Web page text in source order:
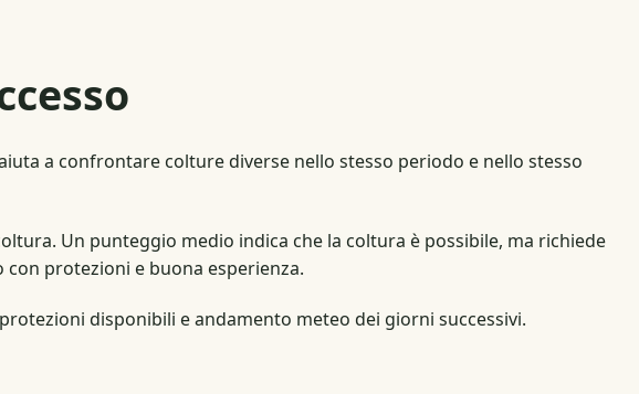
a confrontare colture diverse nello stesso periodo e nello stesso
Un punteggio medio indica che la coltura è possibile, ma richiede
protezioni e buona esperienza.
disponibili e andamento meteo dei giorni successivi.